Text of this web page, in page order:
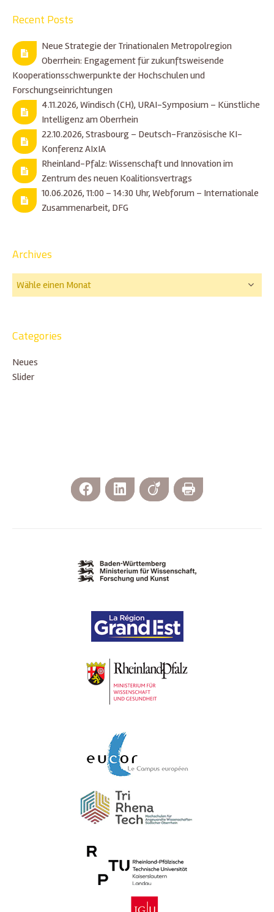
Recent Posts
Neue Strategie der Trinationalen Metropolregion
Oberrhein: Engagement für zukunftsweisende
Kooperationsschwerpunkte der Hochschulen und
Forschungseinrichtungen
4.11.2026, Windisch (CH), URAI-Symposium – Künstliche
Intelligenz am Oberrhein
22.10.2026, Strasbourg – Deutsch-Französische KI-
Konferenz AIxIA
Rheinland-Pfalz: Wissenschaft und Innovation im
Zentrum des neuen Koalitionsvertrags
10.06.2026, 11:00 – 14:30 Uhr, Webforum – Internationale
Zusammenarbeit, DFG
Archives
Categories
Neues
Slider
Facebook LinkedIn Viadeo